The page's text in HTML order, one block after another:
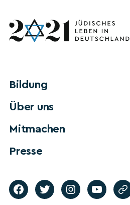
Bildung
Über uns
Mitmachen
Presse